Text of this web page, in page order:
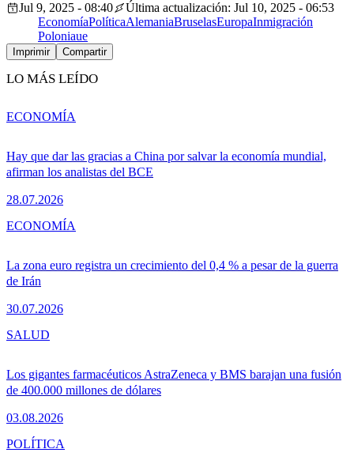
Jul 9, 2025 - 08:40
Última actualización: Jul 10, 2025 - 06:53
EconomíaPolíticaAlemaniaBruselasEuropaInmigración
Poloniaue
Imprimir Compartir
LO MÁS LEÍDO
Hay que dar las gracias a China por salvar la economía mundial,
afirman los analistas del BCE
28.07.2026
ECONOMÍA
La zona euro registra un crecimiento del 0,4 % a pesar de la guerra
de Irán
30.07.2026
ECONOMÍA
Los gigantes farmacéuticos AstraZeneca y BMS barajan una fusión
de 400.000 millones de dólares
03.08.2026
SALUD
POLÍTICA